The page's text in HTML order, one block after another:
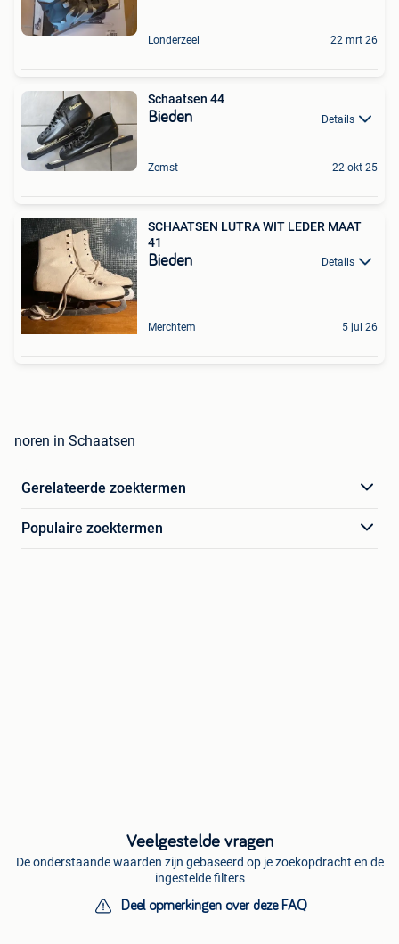
Londerzeel 22 mrt 26
Schaatsen 44
Bieden Details
Zemst 22 okt 25
SCHAATSEN LUTRA WIT LEDER MAAT
41
Bieden Details
Merchtem 5 jul 26
noren in Schaatsen
Gerelateerde zoektermen
Populaire zoektermen
Veelgestelde vragen
De onderstaande waarden zijn gebaseerd op je zoekopdracht en de
ingestelde filters
Deel opmerkingen over deze FAQ